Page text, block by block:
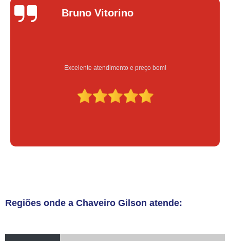
Lucas Donadel
Serviço feito na hora e de qualidade
Regiões onde a Chaveiro Gilson atende: